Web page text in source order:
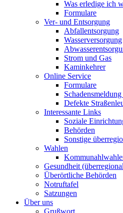
Was erledige ich
Formulare
Ver- und Entsorgung
Abfallentsorgung
Wasserversorgung
Strom und Gas
Kaminkehrer
Online Service
Formulare
Defekte
Interessante Links
Soziale
Behörden
Sonstige
Wahlen
Gesundheit
Überörtliche Behörden
Notruftafel
Satzungen
Über uns
Grußwort